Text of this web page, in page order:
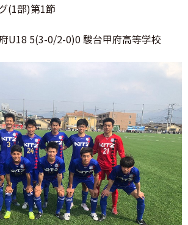
(1部)第1節
U18 5(3-0/2-0)0 駿台甲府高等学校